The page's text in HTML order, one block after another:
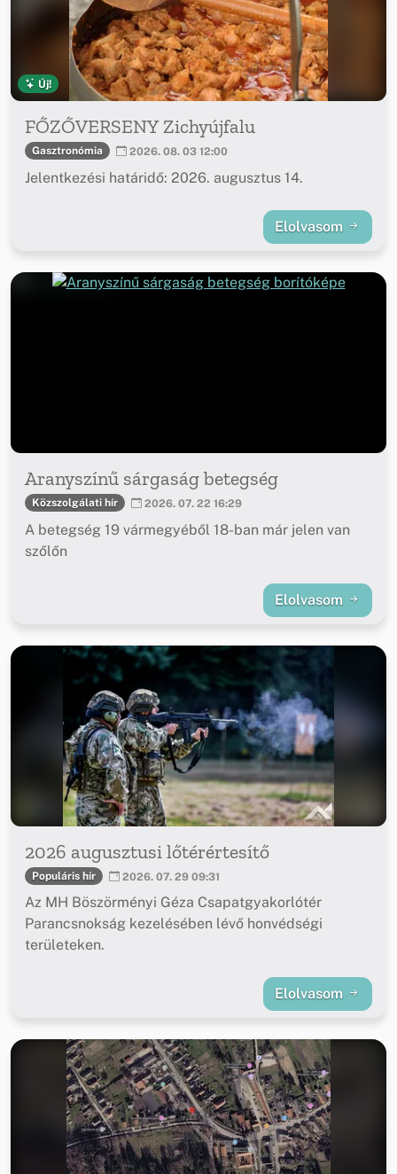
Új!
FŐZŐVERSENY Zichyújfalu
Gasztronómia 2026. 08. 03 12:00
Jelentkezési határidő: 2026. augusztus 14.
Elolvasom
Aranyszínű sárgaság betegség
Közszolgálati hír 2026. 07. 22 16:29
A betegség 19 vármegyéből 18-ban már jelen van
szőlőn
Elolvasom
2026 augusztusi lőtérértesítő
Populáris hír 2026. 07. 29 09:31
Az MH Böszörményi Géza Csapatgyakorlótér
Parancsnokság kezelésében lévő honvédségi
területeken.
Elolvasom